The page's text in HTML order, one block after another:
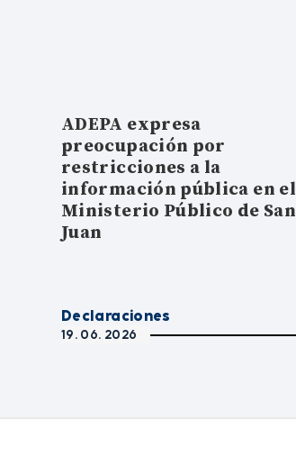
ADEPA expresa
preocupación por
restricciones a la
información pública en el
Ministerio Público de San
Juan
Declaraciones
19. 06. 2026